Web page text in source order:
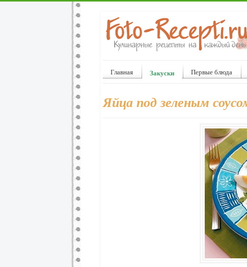
Главная Закуски Первые блюда
Яйца под зеленым